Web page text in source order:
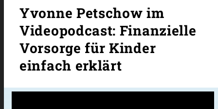
Yvonne Petschow im
Videopodcast: Finanzielle
Vorsorge für Kinder
einfach erklärt